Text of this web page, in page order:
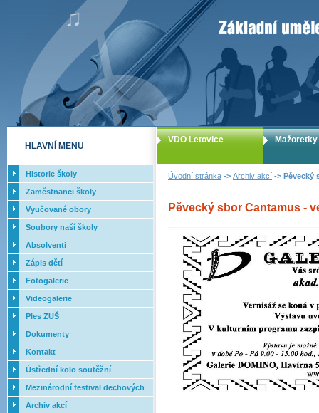
ZUŠ Letovice
Úvodní stránka -> Archiv akcí -> Pěvecký
Pěvecký sbor Cantamus -
VDO Letovice Mažoretky
HLAVNÍ MENU
Historie školy
Zaměstnanci školy
Vyučované obory
Soubory naší školy
Absolventi
Zápis dětí
Fotogalerie
Videogalerie
Ples ZUŠ
Dokumenty
Kontakt
Ústřední kolo soutěžní
přehlídky dechových orchestrů
ZUŠ - 2017
Mezinárodní festival dechových
orchestrů - Letovice
Archiv akcí